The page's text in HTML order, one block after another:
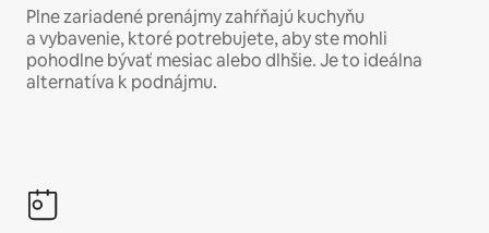
Plne zariadené prenájmy zahŕňajú kuchyňu
a vybavenie, ktoré potrebujete, aby ste mohli
pohodlne bývať mesiac alebo dlhšie. Je to ideálna
alternatíva k podnájmu.